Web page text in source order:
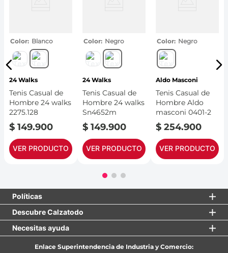
Color Blanco
24 Walks
Tenis Casual de
Hombre 24 walks
2275.128
$ 149.900
VER PRODUCTO
Color Negro
24 Walks
Tenis Casual de
Hombre 24 walks
Sn4652m
$ 149.900
VER PRODUCTO
Color Negro
Aldo Masconi
Tenis Casual de
Hombre Aldo
masconi 0401-2
$ 254.900
VER PRODUCTO
Políticas
Descubre Calzatodo
Necesitas ayuda
Enlace Superintendencia de Industria y Comercio: